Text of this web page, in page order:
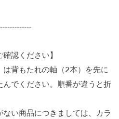
認ください】
は背もたれの軸（2本）を先に
でください。順番が違うと折
ない商品につきましては、カラ